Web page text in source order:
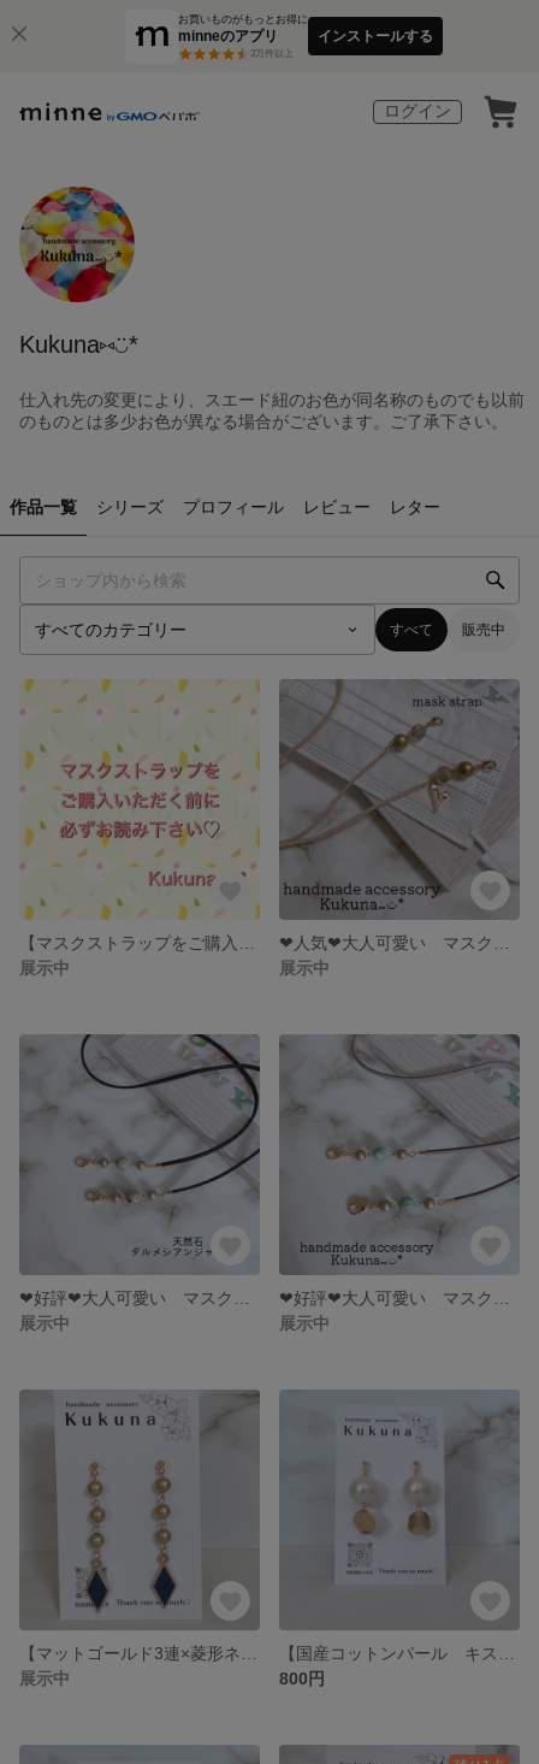
お買いものがもっとお得に
minneのアプリ
3万件以上
インストールする
ログイン
Kukuna⑅◡̈*
仕入れ先の変更により、スエード紐のお色が同名称のものでも以前
のものとは多少お色が異なる場合がございます。ご了承下さい。
作品一覧 シリーズ プロフィール レビュー レター
すべて 販売中
展示中
展示中
展示中
展示中
展示中
800円